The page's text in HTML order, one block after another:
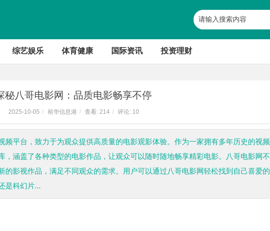
综艺娱乐 体育健康 国际资讯 投资理财
秘八哥电影网：品质电影畅享不停
2025-10-05 / 裕华信息港 / 查看: 214 / 评论: 10
频平台，致力于为观众提供高质量的电影观影体验。作为一家拥有多年历史的视频
，涵盖了各种类型的电影作品，让观众可以随时随地畅享精彩电影。八哥电影网不
的影视作品，满足不同观众的需求。用户可以通过八哥电影网轻松找到自己喜爱的
是科幻片...